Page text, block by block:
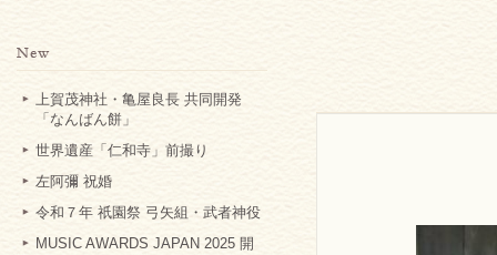
上賀茂神社・亀屋良長 共同開発
「なんばん餅」
世界遺産「仁和寺」前撮り
左阿彌 祝婚
令和７年 祇園祭 弓矢組・武者神役
MUSIC AWARDS JAPAN 2025 開